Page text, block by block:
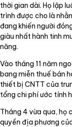
thời gian dài. Họ lập
trình được cho là
đang khiến người
giàu nhất hành tinh
năng.
Vào tháng 11 năm
bang miễn thuế bán
thiết bị CNTT của
tổng chi phí ước tính
Tháng 4 vừa qua, họ
quyền địa phương